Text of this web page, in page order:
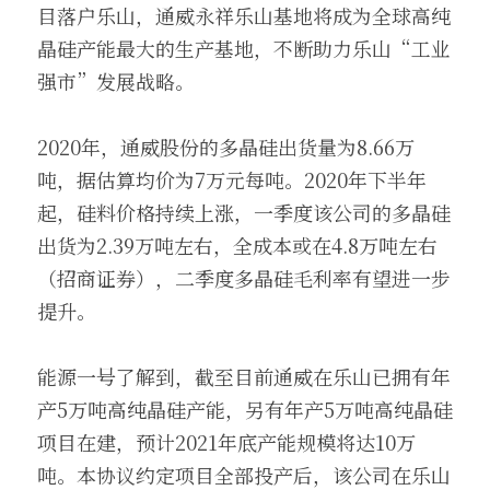
目落户乐山，通威永祥乐山基地将成为全球高纯
晶硅产能最大的生产基地，不断助力乐山“工业
强市”发展战略。
2020年，通威股份的多晶硅出货量为8.66万
吨，据估算均价为7万元每吨。2020年下半年
起，硅料价格持续上涨，一季度该公司的多晶硅
出货为2.39万吨左右，全成本或在4.8万吨左右
（招商证券），二季度多晶硅毛利率有望进一步
提升。
能源一号了解到，截至目前通威在乐山已拥有年
产5万吨高纯晶硅产能，另有年产5万吨高纯晶硅
项目在建，预计2021年底产能规模将达10万
吨。本协议约定项目全部投产后，该公司在乐山